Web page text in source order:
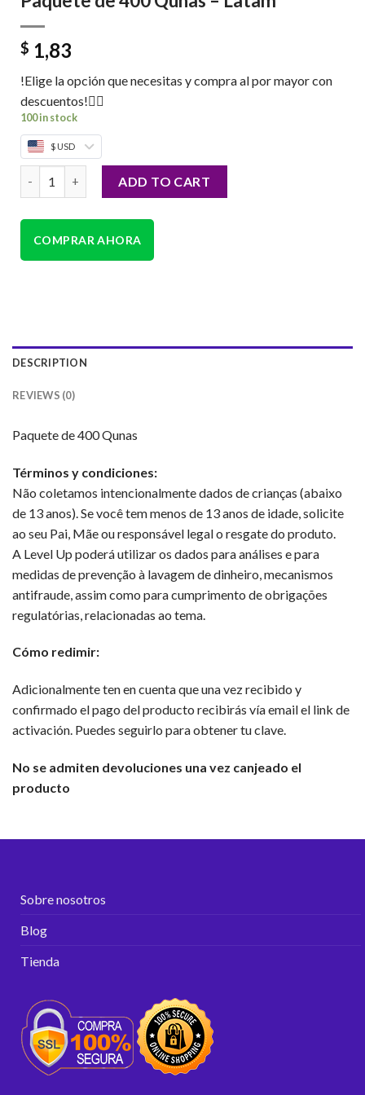
$ 1,83
!Elige la opción que necesitas y compra al por mayor con
descuentos!👇🏼
100 in stock
$ USD
ADD TO CART
COMPRAR AHORA
DESCRIPTION
REVIEWS (0)
Paquete de 400 Qunas
Términos y condiciones:
Não coletamos intencionalmente dados de crianças (abaixo
de 13 anos). Se você tem menos de 13 anos de idade, solicite
ao seu Pai, Mãe ou responsável legal o resgate do produto.
A Level Up poderá utilizar os dados para análises e para
medidas de prevenção à lavagem de dinheiro, mecanismos
antifraude, assim como para cumprimento de obrigações
regulatórias, relacionadas ao tema.
Cómo redimir:
Adicionalmente ten en cuenta que una vez recibido y
confirmado el pago del producto recibirás vía email el link de
activación. Puedes seguirlo para obtener tu clave.
No se admiten devoluciones una vez canjeado el
producto
Sobre nosotros
Blog
Tienda